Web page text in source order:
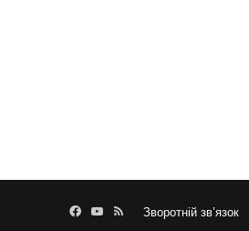
Зворотній зв’язок
FacebookYouTube
RSS